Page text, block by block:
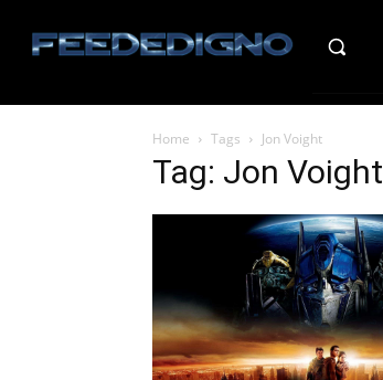
Home Tags Jon Voight
Tag: Jon Voight